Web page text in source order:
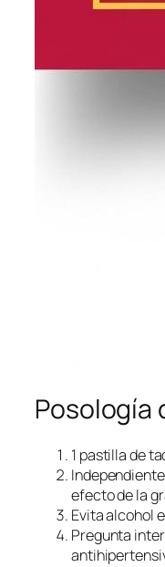
Posología
1 pastilla de
efecto de la
Evita alcohol
Pregunta